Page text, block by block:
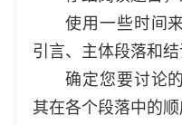
使用一些时间
引言、主体段落和结
确定您要讨论
其在各个段落中的顺